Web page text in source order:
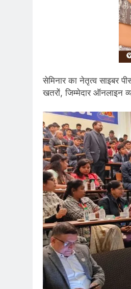
सेमिनार का नेतृत्व साइबर
खतरों, जिम्मेदार ऑनलाइन